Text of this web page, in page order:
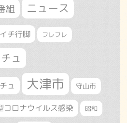
組 ニュース
チ行脚 フレフレ
ュ
ュ 大津市 守山市
コロナウイルス感染 昭和